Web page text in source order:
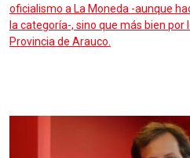
oficialismo a La Moneda -aunque
la categoría-, sino que más bien
Provincia de Arauco.